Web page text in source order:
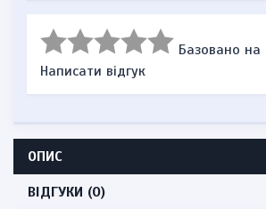
Базовано на
Написати відгук
ОПИС
ВІДГУКИ (0)